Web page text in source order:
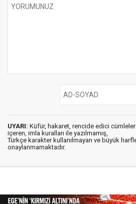
UYARI: Küfür, hakaret, rencide edici cümleler
içeren, imla kuralları ile yazılmamış,
Türkçe karakter kullanılmayan ve büyük
onaylanmamaktadır.